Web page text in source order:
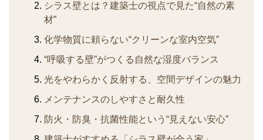
シラス壁とは？建築士の視点で見た“自然の素
材”
化学物質に頼らない“クリーンな室内空気”
“呼吸する壁”がつくる自然な湿度バランス
光をやわらかく反射する、空間デザインの魅力
メンテナンスのしやすさと耐久性
防火・防臭・抗菌性能という“見えない安心”